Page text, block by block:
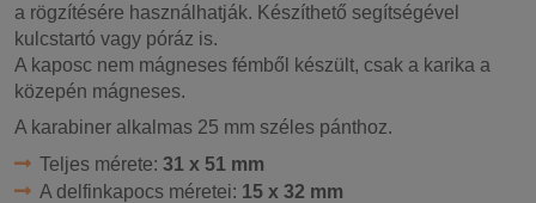
a rögzítésére használhatják. Készíthető segítségével
kulcstartó vagy póráz is.
A kaposc nem mágneses fémből készült, csak a karika a
közepén mágneses.
A karabiner alkalmas 25 mm széles pánthoz.
Teljes mérete: 31 x 51 mm
A delfinkapocs méretei: 15 x 32 mm